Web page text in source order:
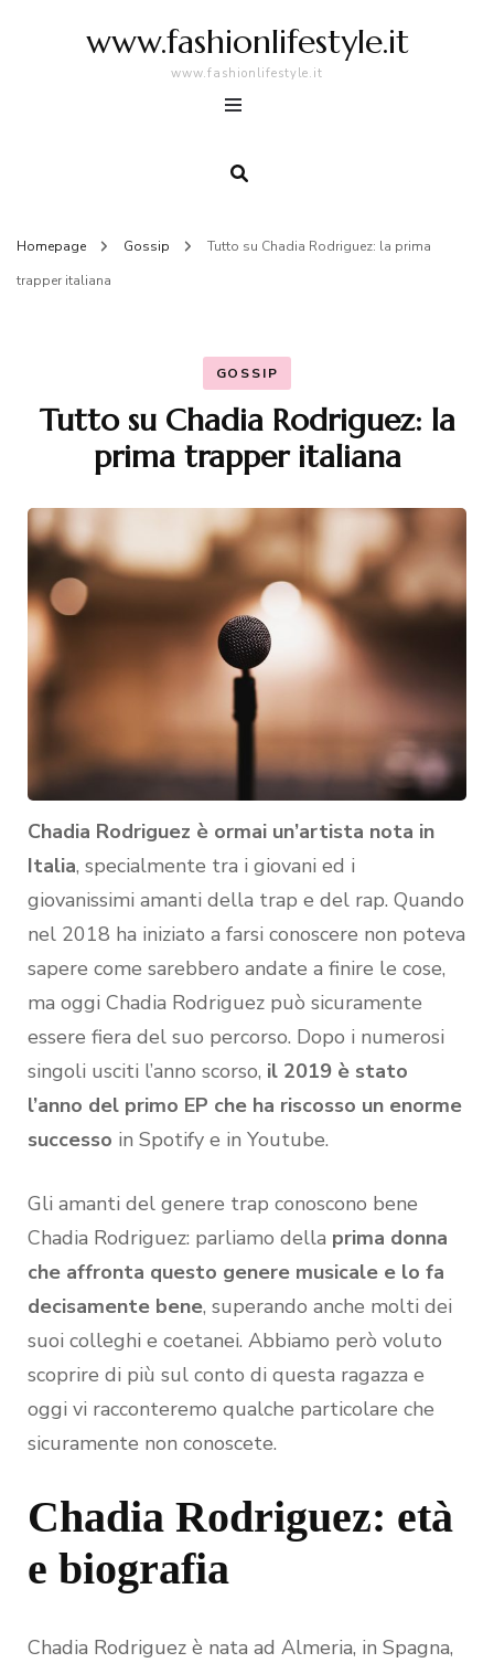
www.fashionlifestyle.it
www.fashionlifestyle.it
Homepage Gossip
Tutto su Chadia Rodriguez: la prima
trapper italiana
GOSSIP
Tutto su Chadia Rodriguez: la
prima trapper italiana
Chadia Rodriguez è ormai un’artista nota in
Italia, specialmente tra i giovani ed i
giovanissimi amanti della trap e del rap. Quando
nel 2018 ha iniziato a farsi conoscere non poteva
sapere come sarebbero andate a finire le cose,
ma oggi Chadia Rodriguez può sicuramente
essere fiera del suo percorso. Dopo i numerosi
singoli usciti l’anno scorso, il 2019 è stato
l’anno del primo EP che ha riscosso un enorme
successo in Spotify e in Youtube.
Gli amanti del genere trap conoscono bene
Chadia Rodriguez: parliamo della prima donna
che affronta questo genere musicale e lo fa
decisamente bene, superando anche molti dei
suoi colleghi e coetanei. Abbiamo però voluto
scoprire di più sul conto di questa ragazza e
oggi vi racconteremo qualche particolare che
sicuramente non conoscete.
Chadia Rodriguez: età
e biografia
Chadia Rodriguez è nata ad Almeria, in Spagna,